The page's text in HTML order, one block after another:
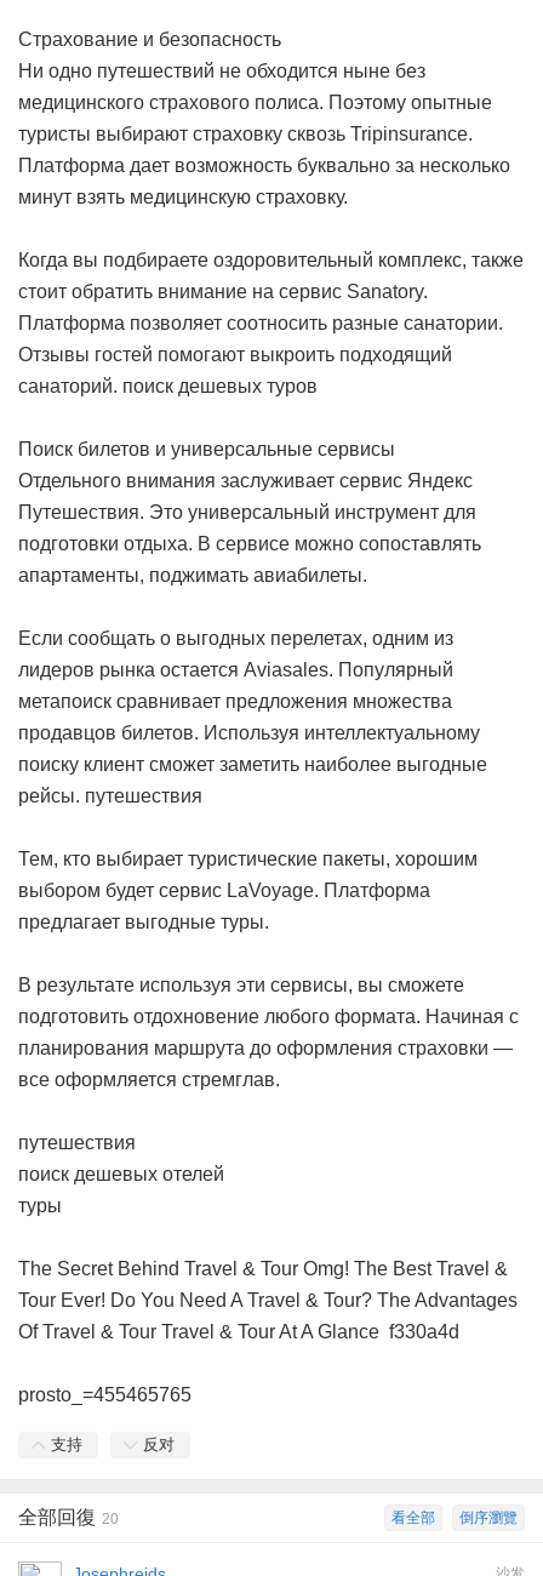
Страхование и безопасность
Ни одно путешествий не обходится ныне без
медицинского страхового полиса. Поэтому опытные
туристы выбирают страховку сквозь Tripinsurance.
Платформа дает возможность буквально за несколько
минут взять медицинскую страховку.
Когда вы подбираете оздоровительный комплекс, также
стоит обратить внимание на сервис Sanatory.
Платформа позволяет соотносить разные санатории.
Отзывы гостей помогают выкроить подходящий
санаторий. поиск дешевых туров
Поиск билетов и универсальные сервисы
Отдельного внимания заслуживает сервис Яндекс
Путешествия. Это универсальный инструмент для
подготовки отдыха. В сервисе можно сопоставлять
апартаменты, поджимать авиабилеты.
Если сообщать о выгодных перелетах, одним из
лидеров рынка остается Aviasales. Популярный
метапоиск сравнивает предложения множества
продавцов билетов. Используя интеллектуальному
поиску клиент сможет заметить наиболее выгодные
рейсы. путешествия
Тем, кто выбирает туристические пакеты, хорошим
выбором будет сервис LaVoyage. Платформа
предлагает выгодные туры.
В результате используя эти сервисы, вы сможете
подготовить отдохновение любого формата. Начиная с
планирования маршрута до оформления страховки —
все оформляется стремглав.
путешествия
поиск дешевых отелей
туры
The Secret Behind Travel & Tour Omg! The Best Travel &
Tour Ever! Do You Need A Travel & Tour? The Advantages
Of Travel & Tour Travel & Tour At A Glance f330a4d
prosto_=455465765
支持 反对
倒序瀏覽
看全部
全部回復 20